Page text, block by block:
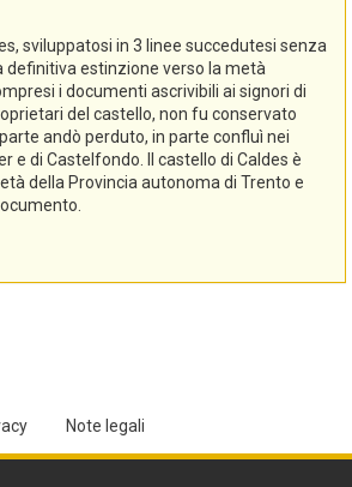
sviluppatosi in 3 linee succedutesi senza
definitiva estinzione verso la metà
i documenti ascrivibili ai signori di
del castello, non fu conservato
andò perduto, in parte confluì nei
e di Castelfondo. Il castello di Caldes è
della Provincia autonoma di Trento e
Note legali